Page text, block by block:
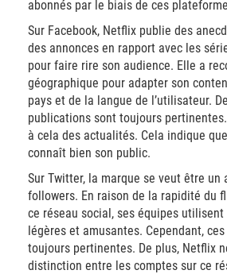
abonnés par le biais de ces
Sur Facebook, Netflix publie des
des annonces en rapport avec les
pour faire rire son audience. Elle a
géographique pour adapter son
pays et de la langue de l’utilisateur.
publications sont toujours
à cela des actualités. Cela indique
connaît bien son public.
Sur Twitter, la marque se veut être un
followers. En raison de la rapidité du
ce réseau social, ses équipes
légères et amusantes. Cependant,
toujours pertinentes. De plus, Netflix
distinction entre les comptes sur ce